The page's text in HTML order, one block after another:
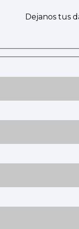
Dejanos tus